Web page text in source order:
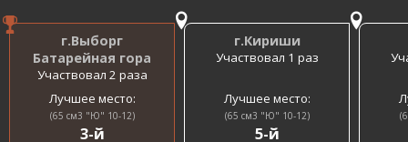
г.Выборг
Батарейная гора
Участвовал 2 раза
Лучшее место:
(65 см3 "Ю" 10-12)
3-й
г.Кириши
Участвовал 1 раз
Лучшее место:
(65 см3 "Ю" 10-12)
5-й